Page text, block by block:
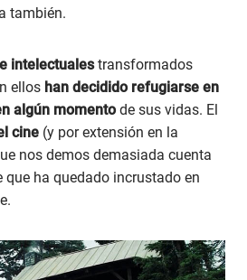
también.
intelectualestransformados
ellos han decidido refugiarse en
algún momentode sus vidas. El
cine (y por extensión en la
nos demos demasiada cuenta
que ha quedado incrustado en